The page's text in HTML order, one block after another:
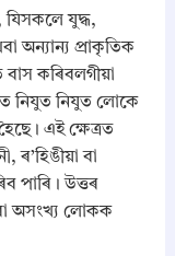
যুদ্ধ,
অন্যান্য প্ৰাকৃতিক
কৰিবলগীয়া
নিযুত নিযুত লোকে
এই ক্ষেত্ৰত
ৰ’হিঙীয়া বা
পাৰি। উত্তৰ
অসংখ্য লোকক